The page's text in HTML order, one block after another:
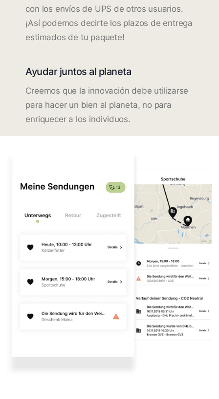
con los envíos de UPS de otros usuarios.
¡Así podemos decirte los plazos de entrega
estimados de tu paquete!
Ayudar juntos al planeta
Creemos que la innovación debe utilizarse
para hacer un bien al planeta, no para
enriquecer a los individuos.